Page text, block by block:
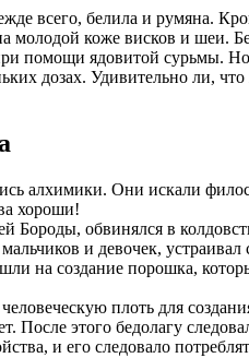
всего, белила и румяна.
коже висков и шеи.
ядовитой сурьмы. Но
дозах. Удивительно ли,
алхимики. Они искали
хороши!
обвинялся в
и девочек,
на создание порошка,
плоть для
этого бедолагу
и его следовало